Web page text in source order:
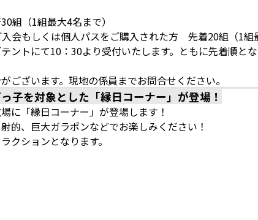
組（1組最大4名まで）
会もしくは個人パスをご購入された方 先着20組（1組
トにて10：30より受付いたします。ともに先着順とな
ざいます。現地の係員までお問合せください。
を対象とした「縁日コーナー」が登場！
に「縁日コーナー」が登場します！
的、巨大ガラポンなどでお楽しみください！
クションとなります。